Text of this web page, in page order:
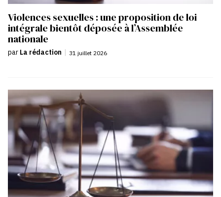
Violences sexuelles : une proposition de loi
intégrale bientôt déposée à l’Assemblée
nationale
par La rédaction | 31 juillet 2026